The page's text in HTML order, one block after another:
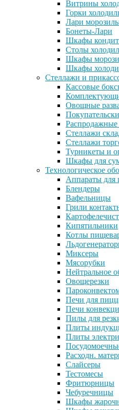
Витрины
Горки
Лари
Бонеты-Лари
Шкафы
Столы
Шкафы
Шкафы
Стеллажи и
Кассовые
Овощные
Стеллажи
Стеллажи
Турникеты и
Шкафы для
Технологическое
Аппараты для
Блендеры
Вафельницы
Грили
Кипятильники
Котлы
Миксеры
Мясорубки
Нейтральное
Овощерезки
Печи для
Печи
Пилы для
Плиты
Плиты
Расходн.
Слайсеры
Тестомесы
Фритюрницы
Чебуречницы
Шкафы